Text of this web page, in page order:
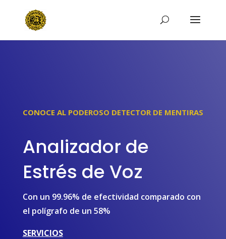
CONOCE AL PODEROSO DETECTOR DE MENTIRAS
Analizador de
Estrés de Voz
Con un 99.96% de efectividad comparado con
el polígrafo de un 58%
SERVICIOS